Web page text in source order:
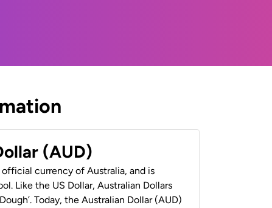
(AUD)
currency of Australia, and is
Like the US Dollar, Australian Dollars
Today, the Australian Dollar (AUD)